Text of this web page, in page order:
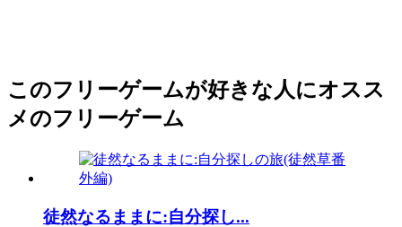
このフリーゲームが好きな人にオスス
メのフリーゲーム
徒然なるままに:自分探し...